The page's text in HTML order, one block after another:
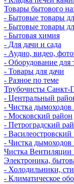
Товары бытового
- Бытовые товары
- Бытовые товары
- Бытовая химия
- Для дачи и сада
- Аудио, видео,
- Оборудование для
- Товары для дачи
- Разное по теме
Трубочисты Санкт-
- Центральный
- Чистка дымоходов
- Московский район
- Петроградский
- Василеостровский
- Чистка дымоходов
Чистка
Электроника,
- Холодильники,
- Климатическое